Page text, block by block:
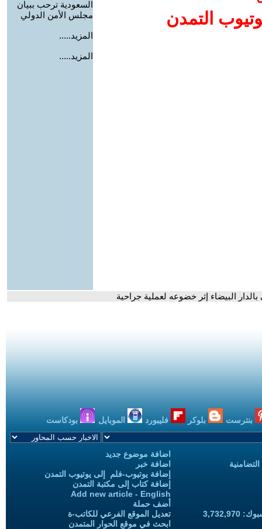
التمدن
السعودية ترحب ببيان
مجلس الأمن الدولي
المزيد.....
المزيد.....
البيضاء إثر خضوعه لعملية جراحية
بنترست بلوكر فليبورد الموبايل بودكاست
اضافة موضوع جديد
اضافة خبر
إضافة يوتيوب-فلم إلى يوتيوب التمدن
إضافة كتاب إلى مكتبة التمدن
Add new article - English
أضف حملة
تعديل الموقع الفرعي للكاتب-ة
ابحث في موقع الحوار المتمدن